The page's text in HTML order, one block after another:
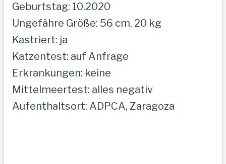
Geburtstag: 10.2020
Ungefähre Größe: 56 cm, 20 kg
Kastriert: ja
Katzentest: auf Anfrage
Erkrankungen: keine
Mittelmeertest: alles negativ
Aufenthaltsort: ADPCA, Zaragoza